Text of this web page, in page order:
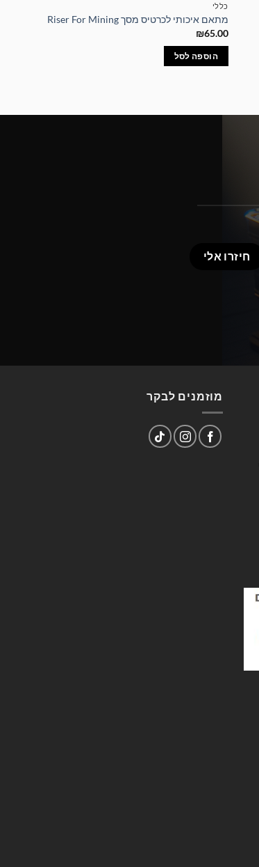
כללי
מתאם איכותי לכרטיס מסך Riser For Mining
₪65.00
הוספה לסל
מוזמנים לבקר